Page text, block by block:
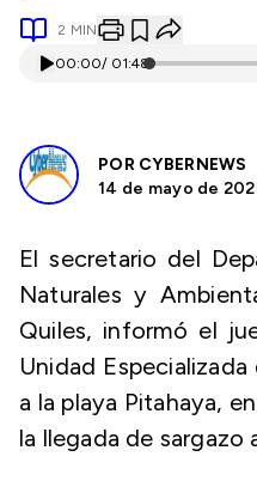
2 MIN
00:00/ 01:48
POR CYBERNEWS
14 de mayo de
El secretario del
Naturales y
Quiles, informó el
Unidad
a la playa Pitahaya,
la llegada de sargazo